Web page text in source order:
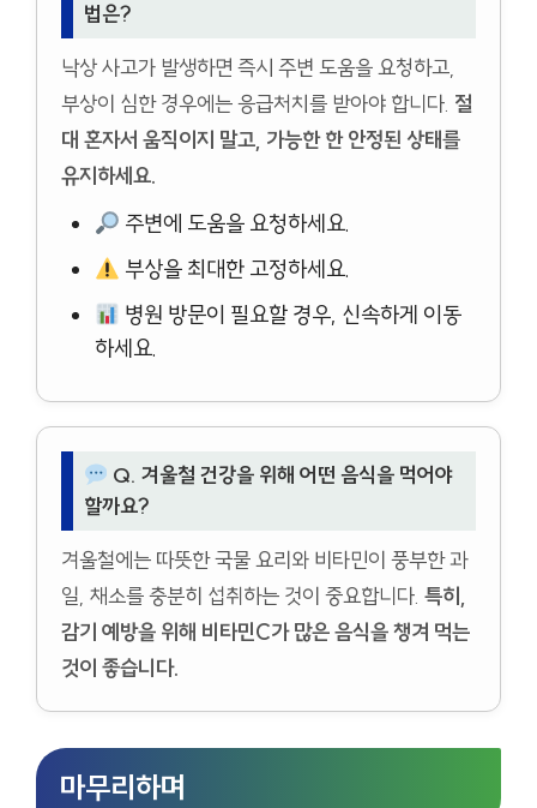
법은?
낙상 사고가 발생하면 즉시 주변 도움을 요청하고,
부상이 심한 경우에는 응급처치를 받아야 합니다. 절
대 혼자서 움직이지 말고, 가능한 한 안정된 상태를
유지하세요.
주변에 도움을 요청하세요.
부상을 최대한 고정하세요.
병원 방문이 필요할 경우, 신속하게 이동
하세요.
Q. 겨울철 건강을 위해 어떤 음식을 먹어야
할까요?
겨울철에는 따뜻한 국물 요리와 비타민이 풍부한 과
일, 채소를 충분히 섭취하는 것이 중요합니다. 특히,
감기 예방을 위해 비타민C가 많은 음식을 챙겨 먹는
것이 좋습니다.
마무리하며